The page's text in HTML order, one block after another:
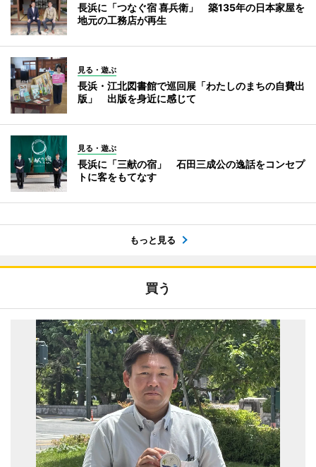
長浜に「つなぐ宿 喜兵衛」 築135年の日本家屋を
地元の工務店が再生
見る・遊ぶ
長浜・江北図書館で巡回展「わたしのまちの自費出
版」 出版を身近に感じて
見る・遊ぶ
長浜に「三献の宿」 石田三成公の逸話をコンセプ
トに客をもてなす
もっと見る
買う